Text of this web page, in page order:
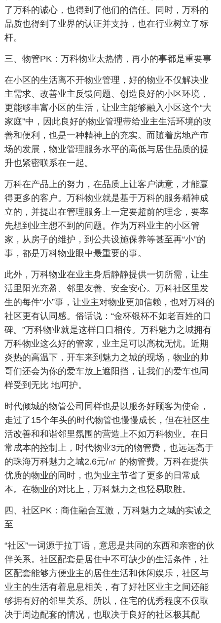
了万科的诚心，也得到了他们的信任。同时，万科的
品质也得到了业界的认证并支持，也在行业树立了标
杆。
三、物管PK：万科物业太热情，再小的事都是重要事
在小区的生活离不开物业管理，好的物业不仅解决业
主需求、改善业主反馈问题、创造良好的小区环境，
更能够丰富小区的生活，让业主能够融入小区这个“大
家庭”中，因此良好的物业管理带给业主生活环境的改
善和便利，也是一种精神上的充实。而随着房地产市
场的发展，物业管理服务水平的高低与居住品质的提
升也紧密联系在一起。
万科在产品上的努力，在品质上让客户满意，才能赢
得更多的客户。万科物业就是基于万科的服务精神成
立的，并提出在管理服务上一定要超前的理念，要率
先想到业主想不到的问题。作为万科业主的小区管
家，从房子的维护，到公共设施保养等甚至再“小”的
事，都是万科物业眼中最重要的事。
此外，万科物业在业主身后静静提供一切所需，让生
活里阳光充盈、邻里友善、安全安心。万科社区里发
生的每件“小”事，让业主对物业更加信赖，也对万科的
社区更有认同感。俗话说：“金杯银杯不如老百姓的口
碑。”万科物业就是这样口口相传。万科魅力之城拥有
万科物业这么好的管家，业主足可以高枕无忧。近期
炎热的高温下，开车来到魅力之城的现场，物业的帅
哥们还会为你的爱车放上遮阳挡，让我们的爱车也同
样受到无比 地呵护。
时代倾城的物管公司同样也是以服务好顾客为使命，
走过了15个年头的时代物管也慢慢成长，但在社区生
活改善和和谐邻里氛围的营造上不如万科物业。在日
常成本的控制上，时代物业3元的物管费，也远远高于
的珠海万科魅力之城2.6元/㎡ 的物管费。万科在提供
优质的物业的同时，也为业主节省了更多的日常成
本。在物业的对比上，万科魅力之也轻易取胜。
四、社区PK：商住融合互激，万科魅力之城的实诚之
至
“社区”一词源于拉丁语，意思是共同的东西和亲密的伙
伴关系。社区配套是居住中不可缺少的生活条件，社
区配套能够方便业主的居住生活和休闲娱乐，社区与
业主的生活有着息息相关，有了好社区业主之间还能
够拥有好的邻里关系。所以，住宅的优秀程度不仅取
决于周边配套的情况，也取决于良好的社区极其配